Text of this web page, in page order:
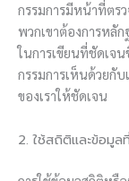
กรรมการมีหน้าที่ตร
พวกเขาต้องการหลั
ในการเขียนที่ชัดเจ
กรรมการเห็นด้วยกับ
ของเราให้ชัดเจน
2. ใช้สถิติและข้อมูล